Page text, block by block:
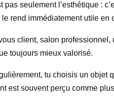
seulement l’esthétique :
rend immédiatement utile en
client, salon professionnel,
toujours mieux valorisé.
tu choisis un objet
est souvent perçu comme